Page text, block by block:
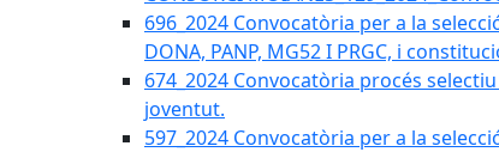
696_2024 Convocatòria per a la
DONA, PANP, MG52 I PRGC, i
674_2024 Convocatòria procés
joventut.
597_2024 Convocatòria per a la